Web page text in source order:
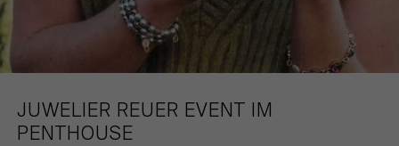
JUWELIER REUER EVENT IM
PENTHOUSE